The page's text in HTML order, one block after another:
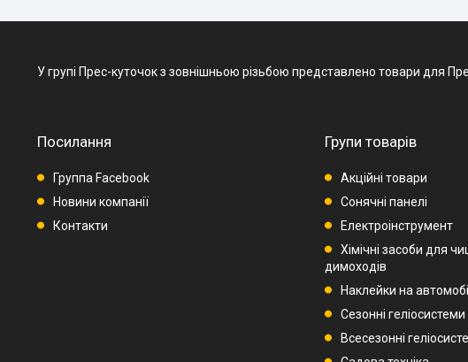
У групі Прес-куточок з зовнішньою різьбою представлено товари для
Посилання
Группа Facebook
Новини компанії
Контакти
Групи товарів
Акційні товари
Сонячні панелі
Електроінструмент
Хімічні засоби для
димоходів
Наклейки на
Сезонні геліосистеми
Всесезонні